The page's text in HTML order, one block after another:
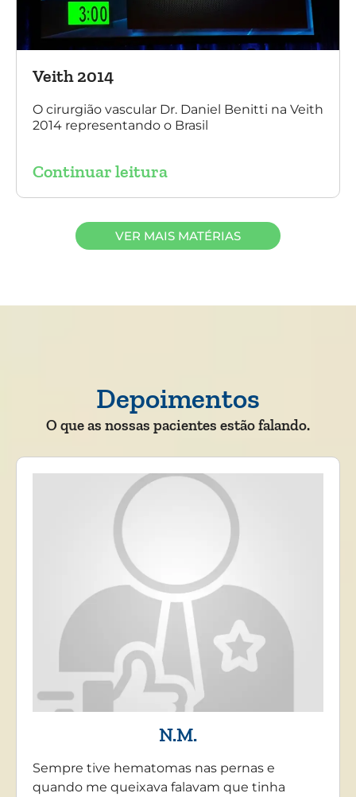
Veith 2014
O cirurgião vascular Dr. Daniel Benitti na Veith
2014 representando o Brasil
Continuar leitura
VER MAIS MATÉRIAS
Depoimentos
O que as nossas pacientes estão falando.
N.M.
Sempre tive hematomas nas pernas e
quando me queixava falavam que tinha